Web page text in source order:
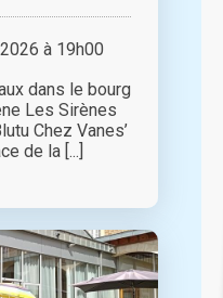
à 19h00
dans le bourg
Les Sirènes
Chez Vanes’
de la [...]